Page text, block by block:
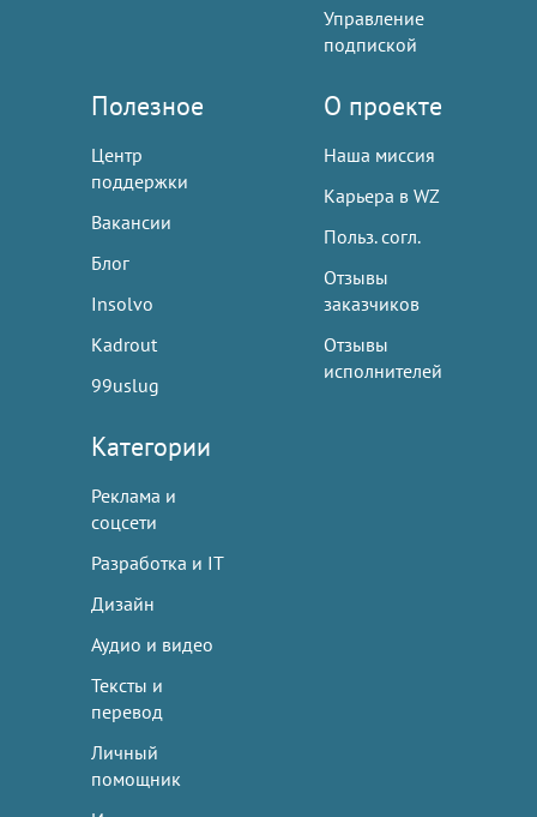
Управление
подпиской
Полезное
Центр
поддержки
Вакансии
Блог
Insolvo
Kadrout
99uslug
О проекте
Наша миссия
Карьера в WZ
Польз. согл.
Отзывы
заказчиков
Отзывы
исполнителей
Категории
Реклама и
соцсети
Разработка и IT
Дизайн
Аудио и видео
Тексты и
перевод
Личный
помощник